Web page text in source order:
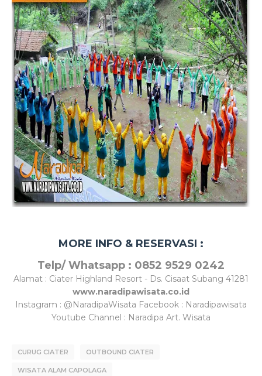
MORE INFO & RESERVASI :
Telp/ Whatsapp : 0852 9529 0242
Alamat : Ciater Highland Resort - Ds. Cisaat Subang 41281
www.naradipawisata.co.id
Instagram : @NaradipaWisata Facebook : Naradipawisata
Youtube Channel : Naradipa Art. Wisata
CURUG CIATER OUTBOUND CIATER
WISATA ALAM CAPOLAGA